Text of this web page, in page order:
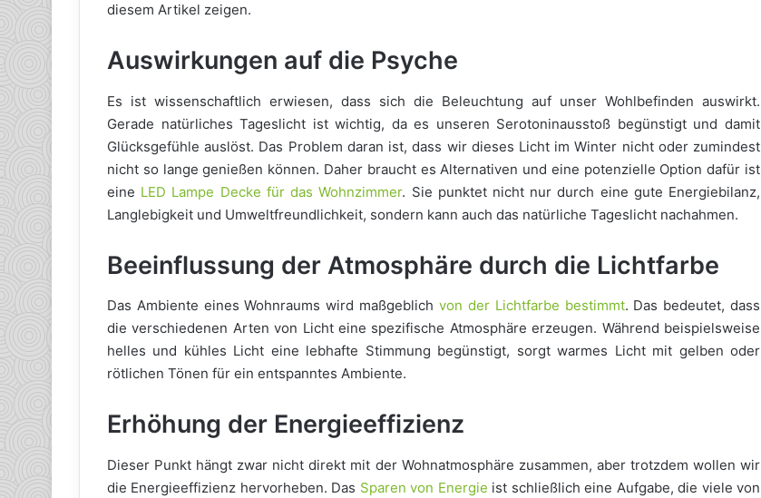
diesem Artikel zeigen.
Auswirkungen auf die Psyche
Es ist wissenschaftlich erwiesen, dass sich die Beleuchtung auf unser Wohlbefinden auswirkt.
Gerade natürliches Tageslicht ist wichtig, da es unseren Serotoninausstoß begünstigt und damit
Glücksgefühle auslöst. Das Problem daran ist, dass wir dieses Licht im Winter nicht oder zumindest
nicht so lange genießen können. Daher braucht es Alternativen und eine potenzielle Option dafür ist
eine LED Lampe Decke für das Wohnzimmer. Sie punktet nicht nur durch eine gute Energiebilanz,
Langlebigkeit und Umweltfreundlichkeit, sondern kann auch das natürliche Tageslicht nachahmen.
Beeinflussung der Atmosphäre durch die Lichtfarbe
Das Ambiente eines Wohnraums wird maßgeblich von der Lichtfarbe bestimmt. Das bedeutet, dass
die verschiedenen Arten von Licht eine spezifische Atmosphäre erzeugen. Während beispielsweise
helles und kühles Licht eine lebhafte Stimmung begünstigt, sorgt warmes Licht mit gelben oder
rötlichen Tönen für ein entspanntes Ambiente.
Erhöhung der Energieeffizienz
Dieser Punkt hängt zwar nicht direkt mit der Wohnatmosphäre zusammen, aber trotzdem wollen wir
die Energieeffizienz hervorheben. Das Sparen von Energie ist schließlich eine Aufgabe, die viele von